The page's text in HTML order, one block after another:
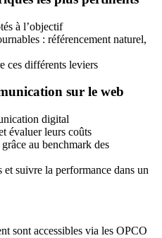
à l’objectif
: référencement naturel,
ces différents leviers
sur le web
digital
évaluer leurs coûts
au benchmark des
suivre la performance dans un
sont accessibles via les OPCO